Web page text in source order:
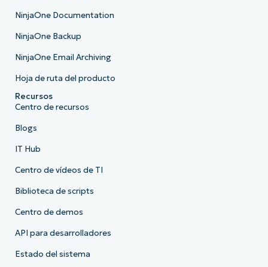
NinjaOne Documentation
NinjaOne Backup
NinjaOne Email Archiving
Hoja de ruta del producto
Recursos
Centro de recursos
Blogs
IT Hub
Centro de vídeos de TI
Biblioteca de scripts
Centro de demos
API para desarrolladores
Estado del sistema